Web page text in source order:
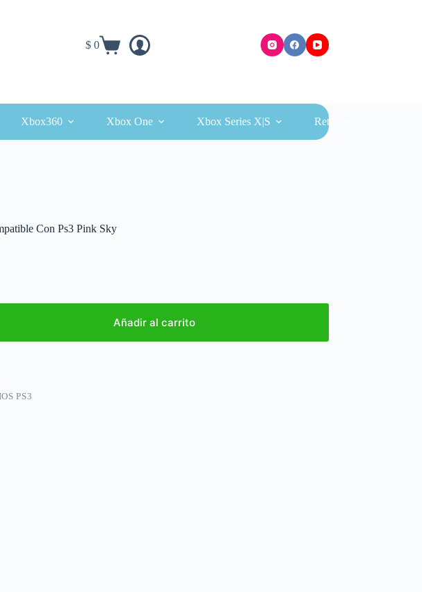
Carro
$ 0
Xbox360 Xbox One Xbox Series X|S Retro
Con Ps3 Pink Sky
Añadir al carrito
PS3